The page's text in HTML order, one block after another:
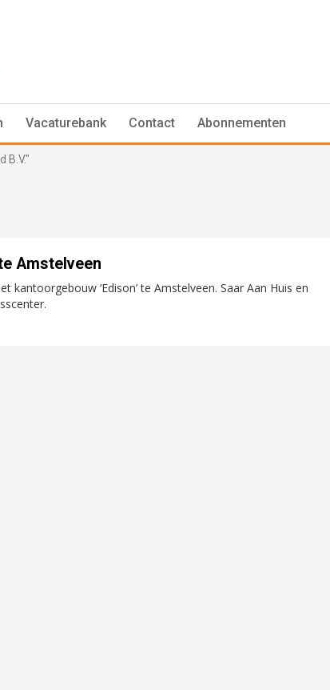
Vacaturebank Contact Abonnementen
B.V."
Amstelveen
‘Edison’ te Amstelveen. Saar Aan Huis en